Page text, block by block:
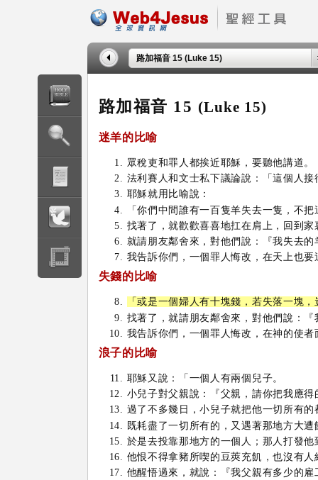
路加福音 15 (Luke 15)
路加福音 15 (Luke 15)
迷羊的比喻
眾稅吏和罪人都挨近耶穌，要聽他講道。
法利賽人和文士私下議論說：「這個人
耶穌就用比喻說：
「你們中間誰有一百隻羊失去一隻，不
找著了，就歡歡喜喜地扛在肩上，回到家
就請朋友鄰舍來，對他們說：『我失去
我告訴你們，一個罪人悔改，在天上也
失錢的比喻
「或是一個婦人有十塊錢，若失落一塊
找著了，就請朋友鄰舍來，對他們說：
我告訴你們，一個罪人悔改，在神的使
浪子的比喻
耶穌又說：「一個人有兩個兒子。
小兒子對父親說：『父親，請你把我應
過了不多幾日，小兒子就把他一切所有
既耗盡了一切所有的，又遇著那地方大
於是去投靠那地方的一個人；那人打發他
他恨不得拿豬所喫的豆莢充飢，也沒有人
他醒悟過來，就說：『我父親有多少的